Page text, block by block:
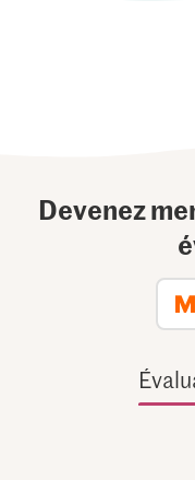
Devenez